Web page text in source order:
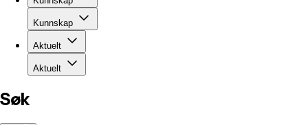
Kunnskap
Aktuelt
Aktuelt
Søk